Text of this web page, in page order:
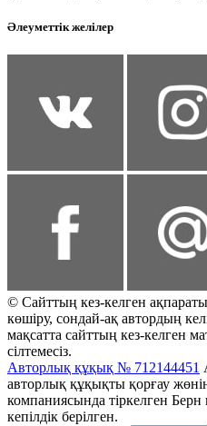
Әлеуметтік желілер
© Сайттың кез-келген
көшіру, сондай-ақ автордың
мақсатта сайттың кез-келген
сілтемесіз.
Авторлық құқық № 712144451
авторлық құқықты қорғау
компаниясында тіркелген
кепілдік берілген.